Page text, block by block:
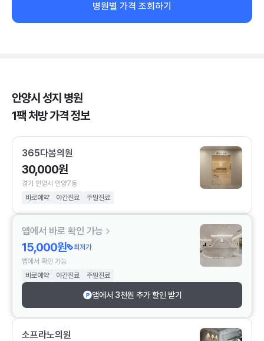
병원별 가격 조회하기
안양시 성지 병원
1팩 처방 가격 정보
365다봄의원
30,000원
경기 안양시 안양7동
바로예약
야간진료 주말진료
앱에서 바로 확인 가능
15,000원
최저가
앱에서 확인 가능
바로예약
야간진료 주말진료
앱에서 3천원 추가 할인 받기
소프라노의원